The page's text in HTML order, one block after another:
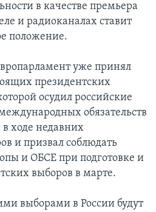
в качестве премьера
и радиоканалах ставит
положение.
уже принял
президентских
осудил российские
обязательств
ходе недавних
и призвал соблюдать
и ОБСЕ при подготовке и
выборов в марте.
выборами в России будут